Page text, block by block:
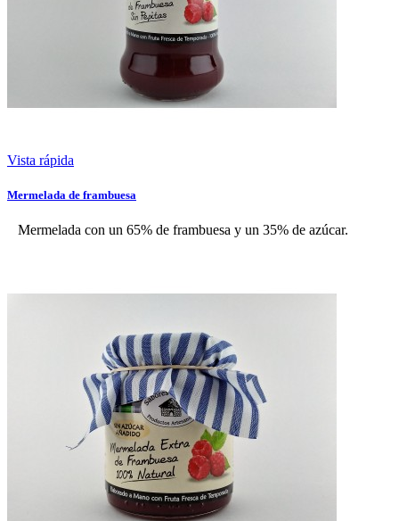
Vista rápida
Mermelada de frambuesa
Mermelada con un 65% de frambuesa y un 35% de azúcar.